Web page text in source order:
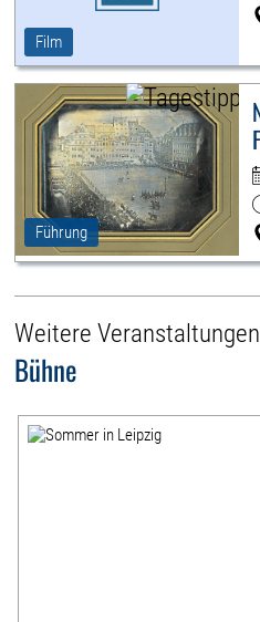
Film
Führung
Weitere
Bühne